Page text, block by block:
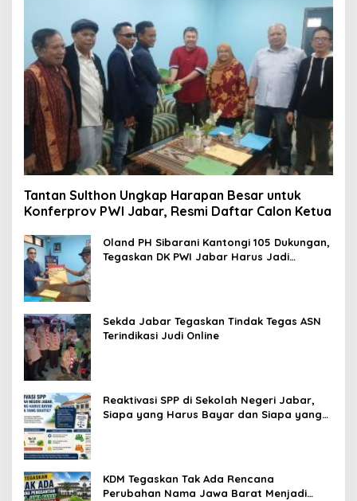
Tantan Sulthon Ungkap Harapan Besar untuk
Konferprov PWI Jabar, Resmi Daftar Calon Ketua
Oland PH Sibarani Kantongi 105 Dukungan,
Tegaskan DK PWI Jabar Harus Jadi
Sekda Jabar Tegaskan Tindak Tegas ASN
Terindikasi Judi Online
Reaktivasi SPP di Sekolah Negeri Jabar,
Siapa yang Harus Bayar dan Siapa yang
KDM Tegaskan Tak Ada Rencana
Perubahan Nama Jawa Barat Menjadi